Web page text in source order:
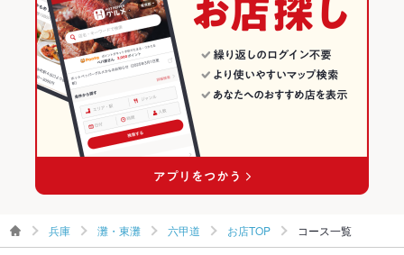
くいもの屋わん 本厚木店
くいもの屋わん 川崎西口店
その他の関連店舗
灘・東灘 × 創作料理
灘・東灘 × 和風
六甲道駅 × 創作料理
六甲道駅 × 和風
兵庫 × 創作
兵庫 × 創作料理
兵庫 × 和風
六甲道のグルメランキング
六甲道の居酒屋ランキング
兵庫 灘・東灘 六甲道 お店TOP コース一覧